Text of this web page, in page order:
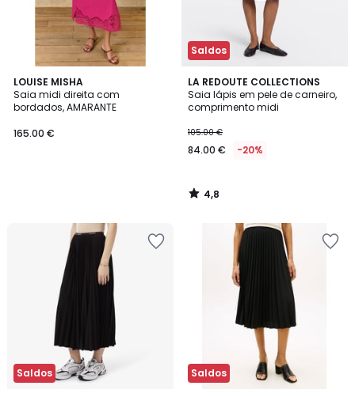
LOUISE MISHA
Saia midi direita com
bordados, AMARANTE
165.00 €
Saldos
LA REDOUTE COLLECTIONS
Saia lápis em pele de carneiro,
comprimento midi
105.00 €
84.00 € -20%
4,8
/ 5
4,8
/
Saldos Saldos